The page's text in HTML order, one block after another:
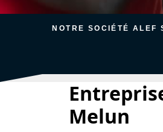
NOTRE SOCIÉTÉ ALEF
Melun